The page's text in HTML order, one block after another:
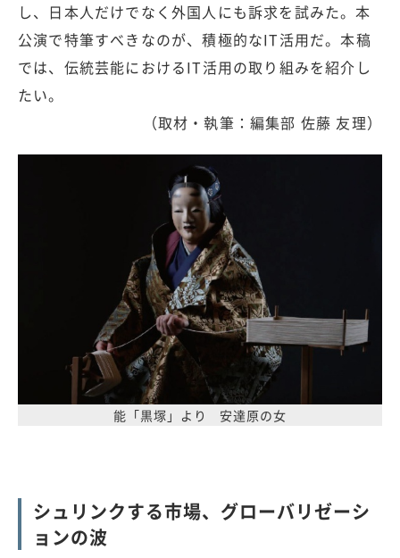
し、日本人だけでなく外国人にも訴求を試みた。本
公演で特筆すべきなのが、積極的なIT活用だ。本稿
では、伝統芸能におけるIT活用の取り組みを紹介し
たい。
（取材・執筆：編集部 佐藤 友理）
能「黒塚」より 安達原の女
シュリンクする市場、グローバリゼーシ
ョンの波